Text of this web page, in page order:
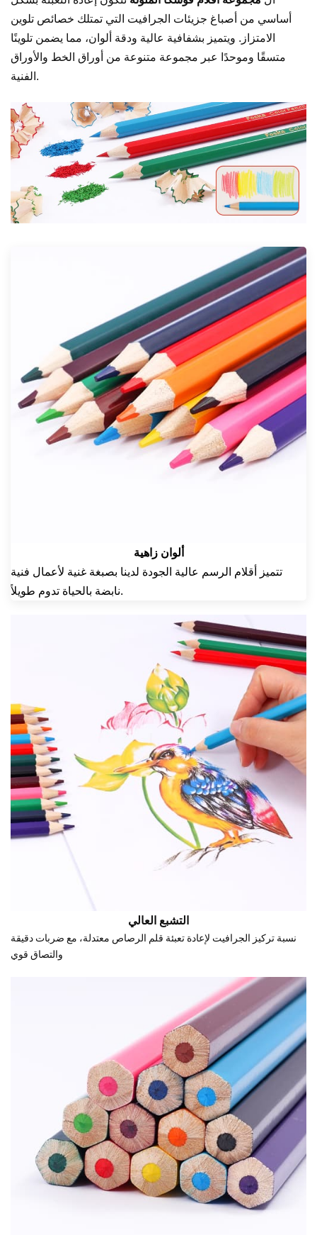
أساسي من أصباغ جزيئات الجرافيت التي تمتلك خصائص تلوين
الامتزاز. ويتميز بشفافية عالية ودقة ألوان، مما يضمن تلوينًا
متسقًا وموحدًا عبر مجموعة متنوعة من أوراق الخط والأوراق
الفنية.
ألوان زاهية
تتميز أقلام الرسم عالية الجودة لدينا بصبغة غنية لأعمال فنية
نابضة بالحياة تدوم طويلاً.
التشبع العالي
نسبة تركيز الجرافيت لإعادة تعبئة قلم الرصاص معتدلة، مع ضربات دقيقة
والتصاق قوي